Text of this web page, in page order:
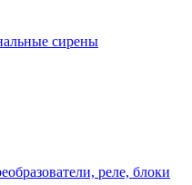
сирены
реле, блоки